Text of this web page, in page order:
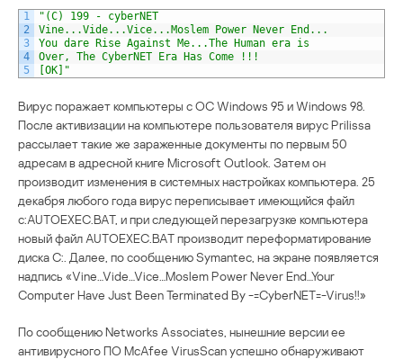
1
2
3
4
5
"(C) 199 - cyberNET
Vine...Vide...Vice...Moslem Power Never End...
You dare Rise Against Me...The Human era is
Over, The CyberNET Era Has Come !!!
[OK]"
Вирус поражает компьютеры с ОС Windows 95 и Windows 98.
После активизации на компьютере пользователя вирус Prilissa
рассылает такие же зараженные документы по первым 50
адресам в адресной книге Microsoft Outlook. Затем он
производит изменения в системных настройках компьютера. 25
декабря любого года вирус переписывает имеющийся файл
c:AUTOEXEC.BAT, и при следующей перезагрузке компьютера
новый файл AUTOEXEC.BAT производит переформатирование
диска С:. Далее, по сообщению Symantec, на экране появляется
надпись «Vine…Vide…Vice…Moslem Power Never End…Your
Computer Have Just Been Terminated By -=CyberNET=-Virus!!»
По сообщению Networks Associates, нынешние версии ее
антивирусного ПО McAfee VirusScan успешно обнаруживают